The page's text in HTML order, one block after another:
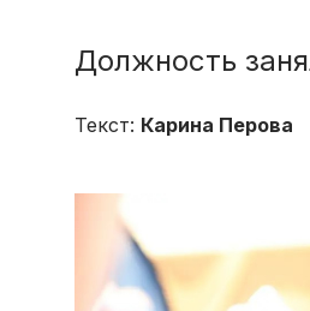
Должность
Текст: Карина Перова